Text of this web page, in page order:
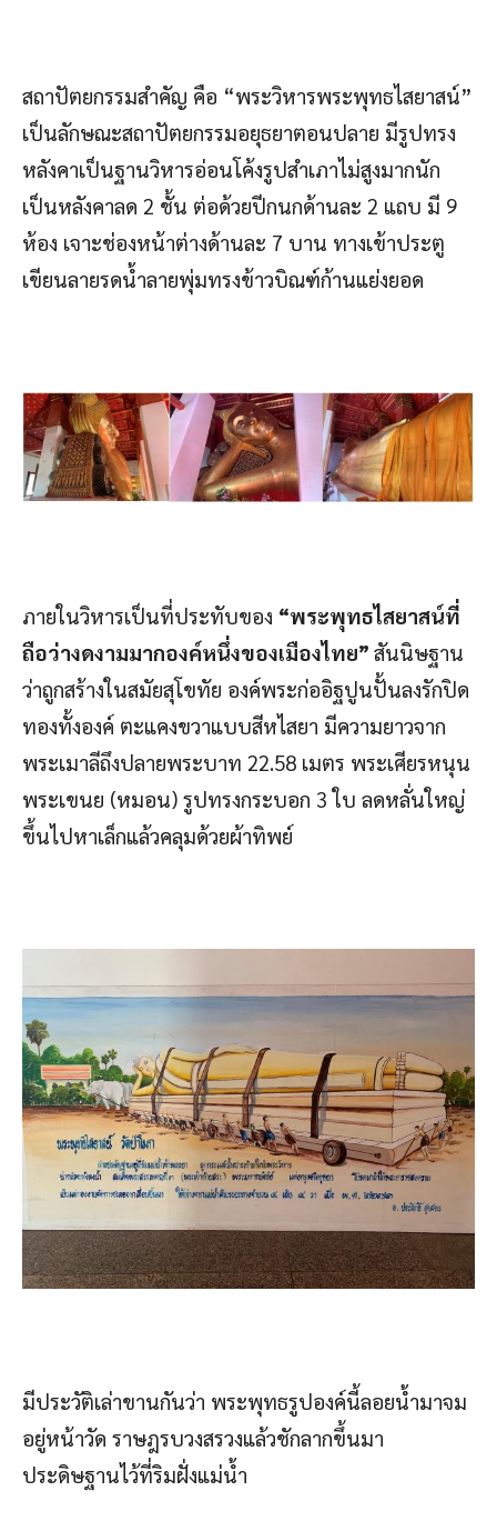
สถาปัตยกรรมสำคัญ คือ “พระวิหารพระพุทธไสยาสน์”
เป็นลักษณะสถาปัตยกรรมอยุธยาตอนปลาย มีรูปทรง
หลังคาเป็นฐานวิหารอ่อนโค้งรูปสำเภาไม่สูงมากนัก
เป็นหลังคาลด 2 ชั้น ต่อด้วยปีกนกด้านละ 2 แถบ มี 9
ห้อง เจาะช่องหน้าต่างด้านละ 7 บาน ทางเข้าประตู
เขียนลายรดน้ำลายพุ่มทรงข้าวบิณฑ์ก้านแย่งยอด
ภายในวิหารเป็นที่ประทับของ “พระพุทธไสยาสน์ที่
ถือว่างดงามมากองค์หนึ่งของเมืองไทย” สันนิษฐาน
ว่าถูกสร้างในสมัยสุโขทัย องค์พระก่ออิฐปูนปั้นลงรักปิด
ทองทั้งองค์ ตะแคงขวาแบบสีหไสยา มีความยาวจาก
พระเมาลีถึงปลายพระบาท 22.58 เมตร พระเศียรหนุน
พระเขนย (หมอน) รูปทรงกระบอก 3 ใบ ลดหลั่นใหญ่
ขึ้นไปหาเล็กแล้วคลุมด้วยผ้าทิพย์
มีประวัติเล่าขานกันว่า พระพุทธรูปองค์นี้ลอยน้ำมาจม
อยู่หน้าวัด ราษฎรบวงสรวงแล้วชักลากขึ้นมา
ประดิษฐานไว้ที่ริมฝั่งแม่น้ำ